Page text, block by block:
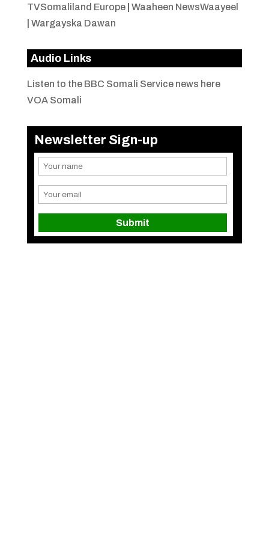
TVSomaliland Europe| Waaheen NewsWaayeel
Wargayska Dawan
Audio Links
Listen to the BBC Somali Service news here
VOA Somali
Newsletter Sign-up